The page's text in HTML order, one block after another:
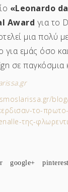
«Leonardo
Award για το
μια πολύ
για εμάς όσο
σε παγκόσμια
το-
της-
google+ pinterest